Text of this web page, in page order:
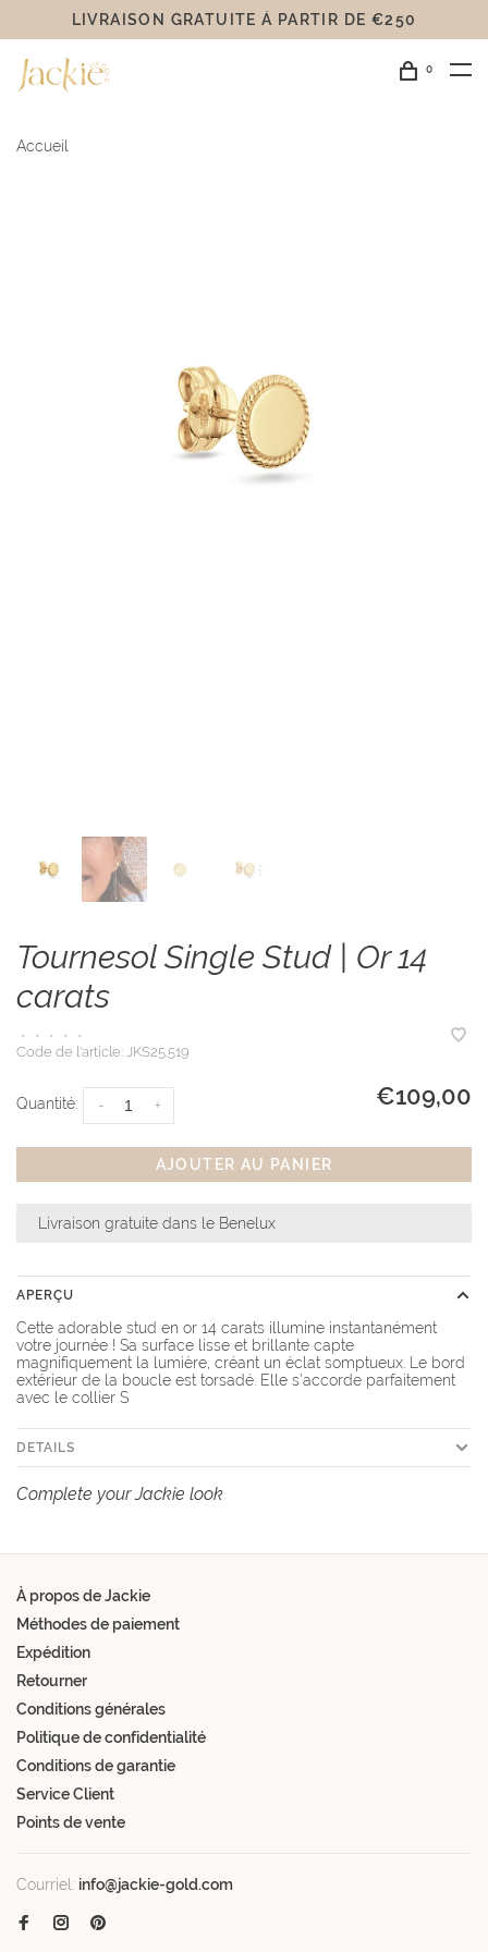
LIVRAISON GRATUITE Á PARTIR DE €250
0
Accueil
Tournesol Single Stud | Or 14
carats
• • • •
•
Code de l'article: JKS25.519
Quantité: +
- €109,00
AJOUTER AU PANIER
Livraison gratuite dans le Benelux
APERÇU
Cette adorable stud en or 14 carats illumine instantanément
votre journée ! Sa surface lisse et brillante capte
magnifiquement la lumière, créant un éclat somptueux. Le bord
extérieur de la boucle est torsadé. Elle s'accorde parfaitement
avec le collier S
DETAILS
Complete your Jackie look
À propos de Jackie
Méthodes de paiement
Expédition
Retourner
Conditions générales
Politique de confidentialité
Conditions de garantie
Service Client
Points de vente
Courriel: info@jackie-gold.com